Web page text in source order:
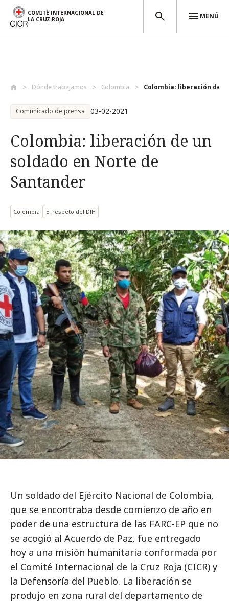
COMITÉ INTERNACIONAL DE
LA CRUZ ROJA
MENÚ
Dónde trabajamos Colombia Colombia: liberación de
Comunicado de prensa 03-02-2021
Colombia: liberación de un
soldado en Norte de
Santander
Colombia El respeto del DIH
Un soldado del Ejército Nacional de Colombia,
que se encontraba desde comienzo de año en
poder de una estructura de las FARC-EP que no
se acogió al Acuerdo de Paz, fue entregado
hoy a una misión humanitaria conformada por
el Comité Internacional de la Cruz Roja (CICR) y
la Defensoría del Pueblo. La liberación se
produjo en zona rural del departamento de